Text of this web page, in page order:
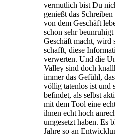
vermutlich bist Du
genießt das
von dem Geschäft
schon sehr
Geschäft macht, wird
schafft, diese
verwerten. Und die
Valley sind doch
immer das Gefühl,
völlig tatenlos ist und
befindet, als selbst
mit dem Tool eine
ihnen echt hoch
umgesetzt haben. Es
Jahre so an